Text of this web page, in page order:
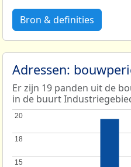
Bron & definities
Adressen:
Er zijn 19 panden uit de
in de buurt
15
15
18
18
20
20